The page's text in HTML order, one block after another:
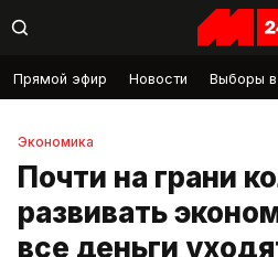
Прямой эфир Новости Выборы
Экономика
Почти на грани
развивать
все деньги